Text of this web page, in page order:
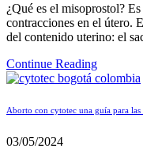
¿Qué es el misoprostol?
contracciones en el útero.
del contenido uterino: el
Continue Reading
Aborto con cytotec una guía para las
03/05/2024